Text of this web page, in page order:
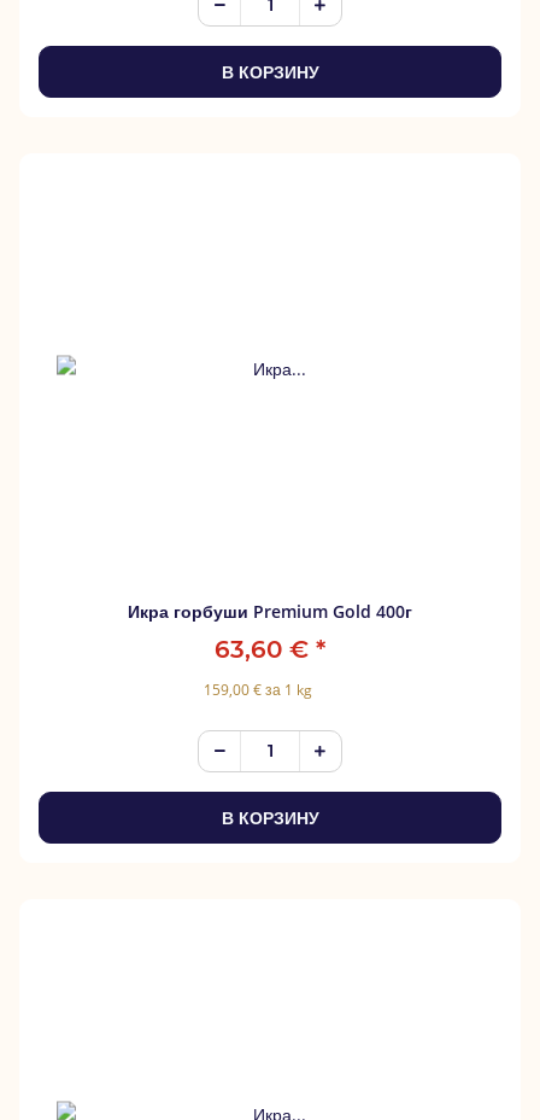
В КОРЗИНУ
Икра горбуши Premium Gold 400г
63,60 € *
159,00 € за 1 kg
В КОРЗИНУ